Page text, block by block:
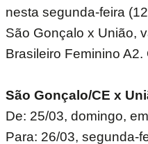
nesta segunda-feira
São Gonçalo x União,
Brasileiro Feminino A2.
São Gonçalo/CE x
De: 25/03, domingo,
Para: 26/03, segunda-